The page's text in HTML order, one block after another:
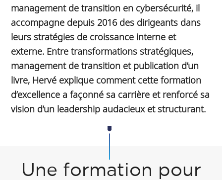
management de transition en cybersécurité, il
accompagne depuis 2016 des dirigeants dans
leurs stratégies de croissance interne et
externe. Entre transformations stratégiques,
management de transition et publication d’un
livre, Hervé explique comment cette formation
d’excellence a façonné sa carrière et renforcé sa
vision d’un leadership audacieux et structurant.
Une formation pour